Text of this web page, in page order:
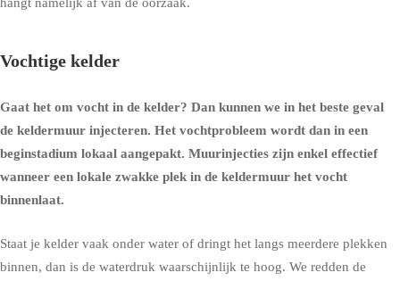
Vochtige kelder
Gaat het om vocht in de kelder? Dan kunnen we in het beste geval
de keldermuur injecteren. Het vochtprobleem wordt dan in een
beginstadium lokaal aangepakt. Muurinjecties zijn enkel effectief
wanneer een lokale zwakke plek in de keldermuur het vocht
binnenlaat.
Staat je kelder vaak onder water of dringt het langs meerdere plekken
binnen, dan is de waterdruk waarschijnlijk te hoog. We redden de